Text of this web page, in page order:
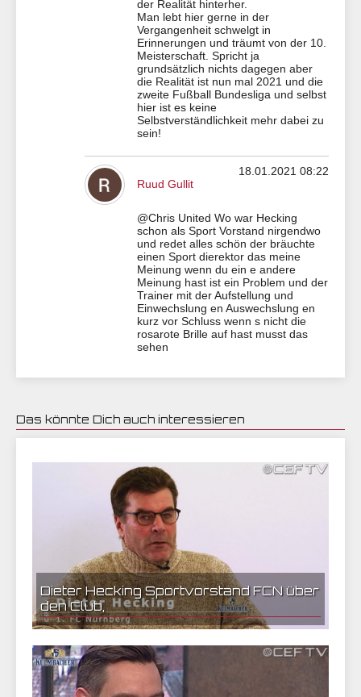
der Realität hinterher.
Man lebt hier gerne in der
Vergangenheit schwelgt in
Erinnerungen und träumt von der 10.
Meisterschaft. Spricht ja
grundsätzlich nichts dagegen aber
die Realität ist nun mal 2021 und die
zweite Fußball Bundesliga und selbst
hier ist es keine
Selbstverständlichkeit mehr dabei zu
sein!
18.01.2021 08:22
Ruud Gullit
@Chris United Wo war Hecking
schon als Sport Vorstand nirgendwo
und redet alles schön der bräuchte
einen Sport dierektor das meine
Meinung wenn du ein e andere
Meinung hast ist ein Problem und der
Trainer mit der Aufstellung und
Einwechslung en Auswechslung en
kurz vor Schluss wenn s nicht die
rosarote Brille auf hast musst das
sehen
Das könnte Dich auch interessieren
07.01.2021 13:39 | CEF Nürnberg
Dieter Hecking Sportvorstand FCN über
den Club,
Hanno Behrens den HSV und Ziele des 1. FC
Nürnberg
04.12.2020 21:29 | CEF Nürnberg